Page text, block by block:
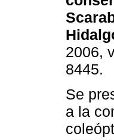
2006,
8445.
Se
a la